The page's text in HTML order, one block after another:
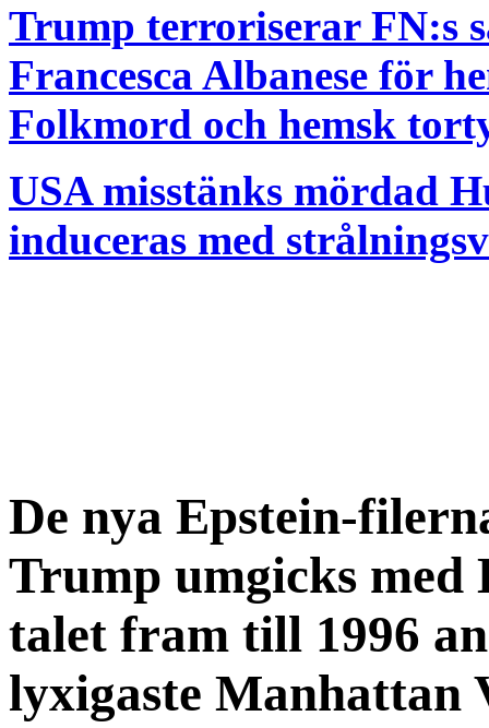
Trump terroriserar FN:s
Francesca Albanese för
Folkmord och hemsk
USA misstänks mördad
induceras med
De nya Epstein-
Trump umgicks med
talet fram till 1996
lyxigaste Manhattan